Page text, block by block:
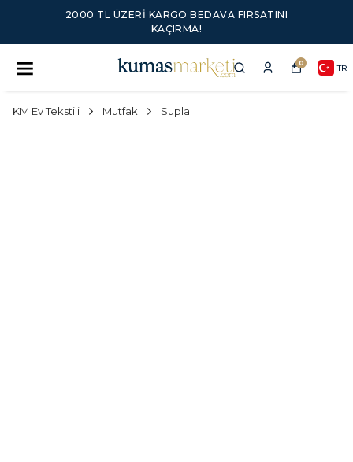
2000 TL ÜZERI KARGO BEDAVA FIRSATINI
KAÇIRMA!
0 TR
KM Ev Tekstili Mutfak Supla